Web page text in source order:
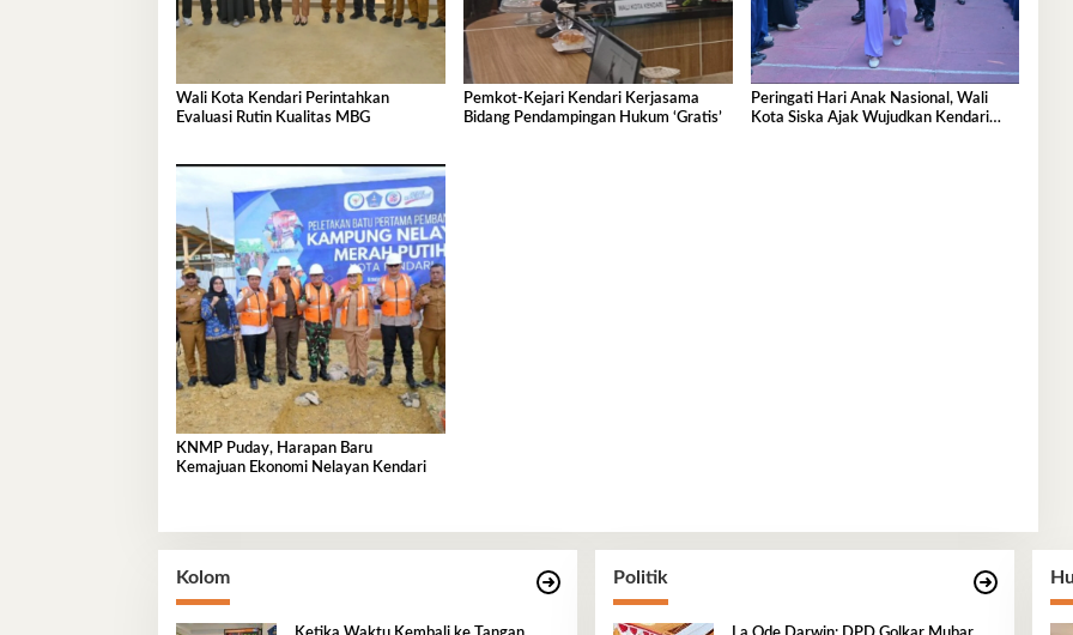
Wali Kota Kendari Perintahkan
Evaluasi Rutin Kualitas MBG
Pemkot-Kejari Kendari Kerjasama
Bidang Pendampingan Hukum ‘Gratis’
Peringati Hari Anak Nasional, Wali
Kota Siska Ajak Wujudkan Kendari
KNMP Puday, Harapan Baru
Kemajuan Ekonomi Nelayan Kendari
Kolom Politik